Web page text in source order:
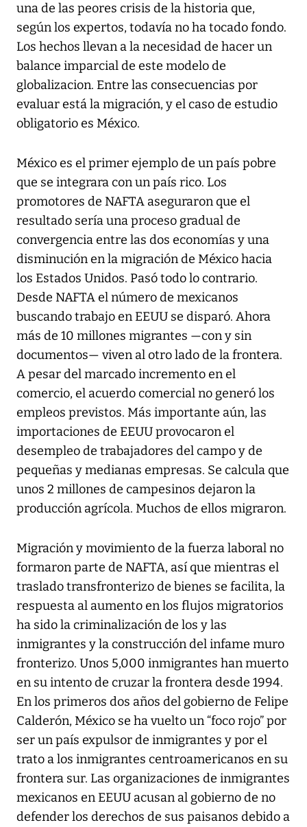
una de las peores crisis de la historia que,
según los expertos, todavía no ha tocado fondo.
Los hechos llevan a la necesidad de hacer un
balance imparcial de este modelo de
globalizacion. Entre las consecuencias por
evaluar está la migración, y el caso de estudio
obligatorio es México.
México es el primer ejemplo de un país pobre
que se integrara con un país rico. Los
promotores de NAFTA aseguraron que el
resultado sería una proceso gradual de
convergencia entre las dos economías y una
disminución en la migración de México hacia
los Estados Unidos. Pasó todo lo contrario.
Desde NAFTA el número de mexicanos
buscando trabajo en EEUU se disparó. Ahora
más de 10 millones migrantes —con y sin
documentos— viven al otro lado de la frontera.
A pesar del marcado incremento en el
comercio, el acuerdo comercial no generó los
empleos previstos. Más importante aún, las
importaciones de EEUU provocaron el
desempleo de trabajadores del campo y de
pequeñas y medianas empresas. Se calcula que
unos 2 millones de campesinos dejaron la
producción agrícola. Muchos de ellos migraron.
Migración y movimiento de la fuerza laboral no
formaron parte de NAFTA, así que mientras el
traslado transfronterizo de bienes se facilita, la
respuesta al aumento en los flujos migratorios
ha sido la criminalización de los y las
inmigrantes y la construcción del infame muro
fronterizo. Unos 5,000 inmigrantes han muerto
en su intento de cruzar la frontera desde 1994.
En los primeros dos años del gobierno de Felipe
Calderón, México se ha vuelto un “foco rojo” por
ser un país expulsor de inmigrantes y por el
trato a los inmigrantes centroamericanos en su
frontera sur. Las organizaciones de inmigrantes
mexicanos en EEUU acusan al gobierno de no
defender los derechos de sus paisanos debido a